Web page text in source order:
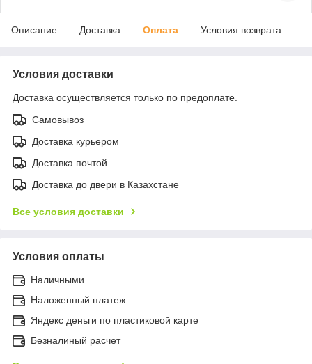
Описание Доставка Оплата Условия возврата
Условия доставки
Доставка осуществляется только по предоплате.
Самовывоз
Доставка курьером
Доставка почтой
Доставка до двери в Казахстане
Все условия доставки
Условия оплаты
Наличными
Наложенный платеж
Яндекс деньги по пластиковой карте
Безналиный расчет